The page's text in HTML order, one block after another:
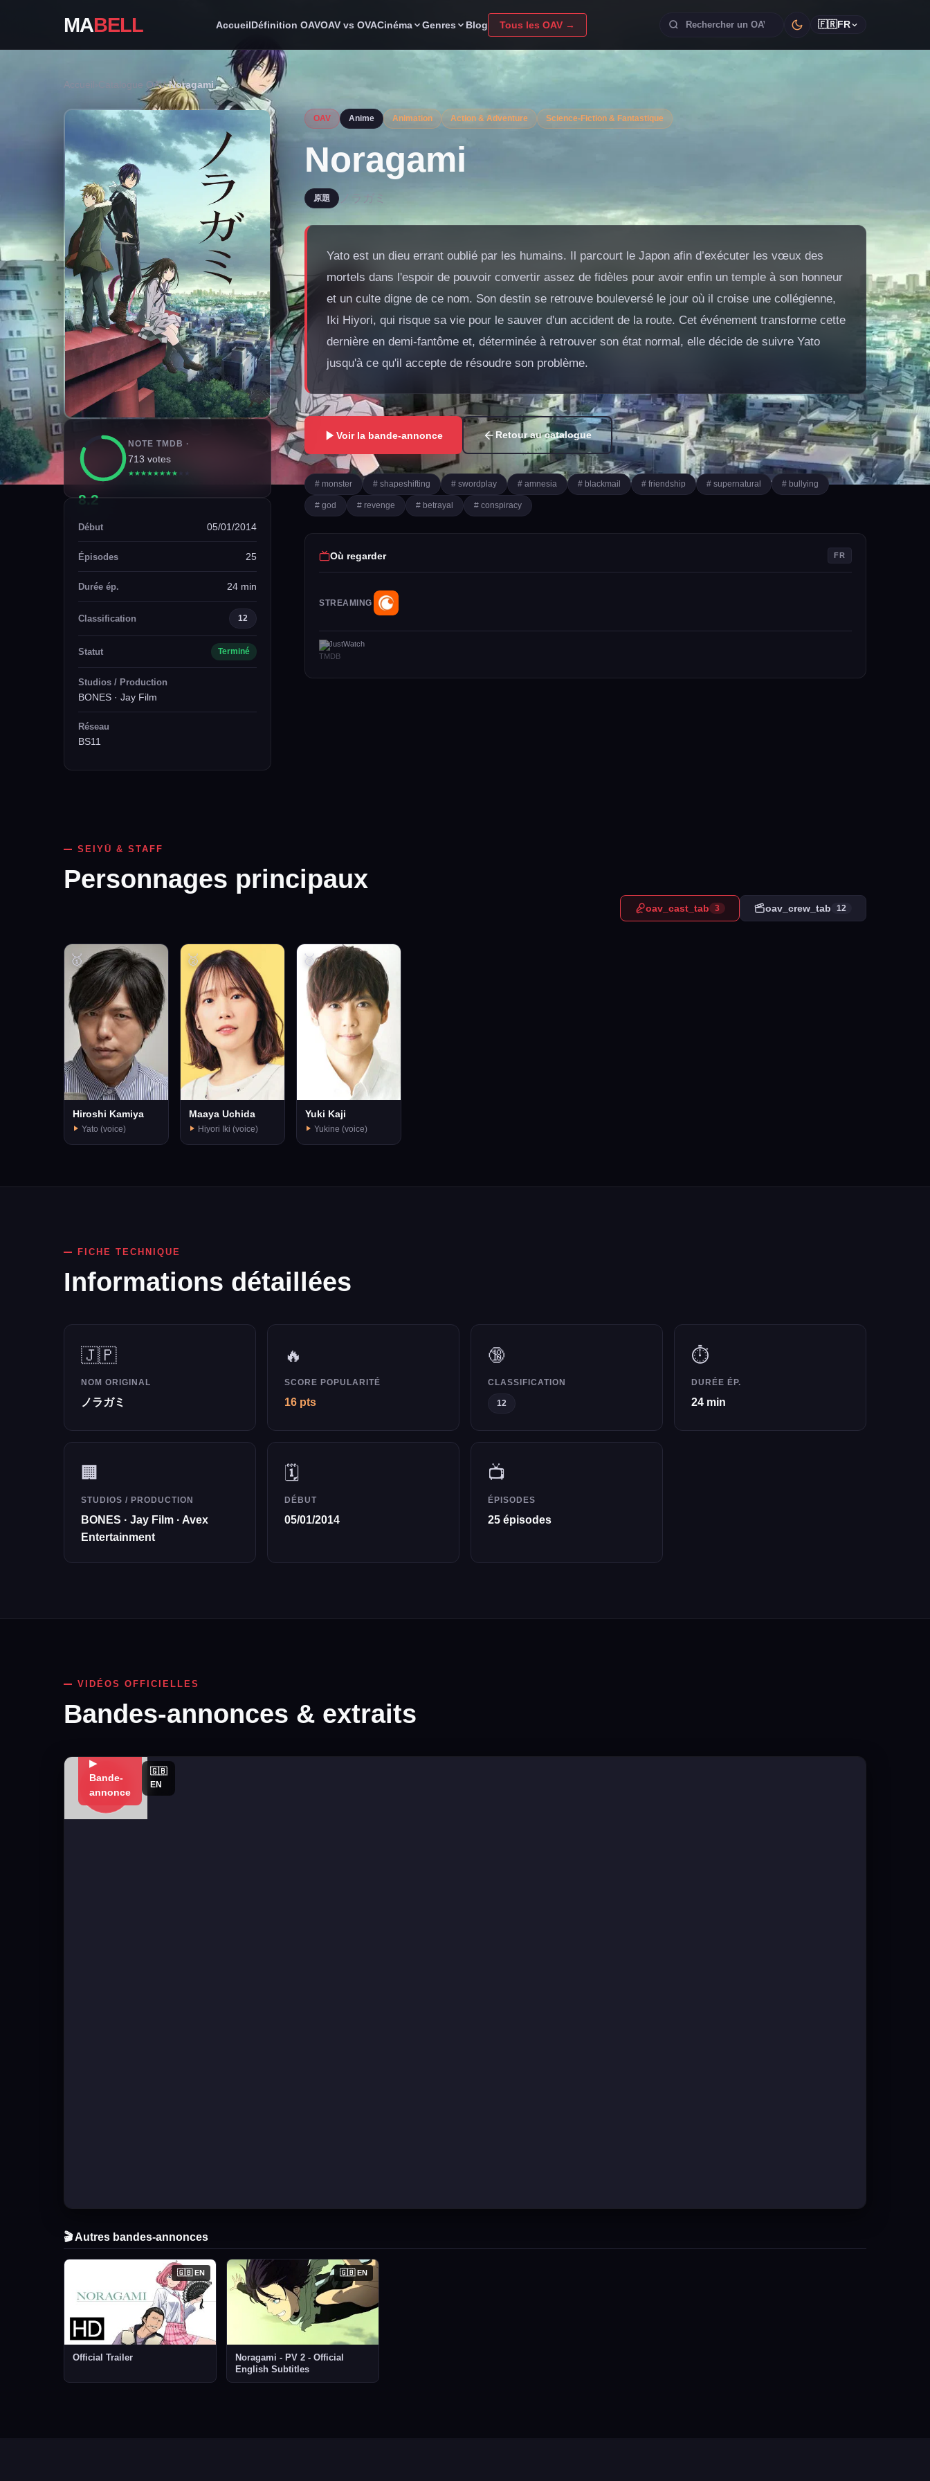
MABELL AccueilDéfinition OAVOAV vs OVACinéma Genres Blog Tous les OAV → 🇫🇷 FR
Accueil Catalogue OAV›Noragami
8.2
NOTE TMDB ·
713 votes
★★★★★★★★
Début 05/01/2014
Épisodes 25
Durée ép. 24 min
Classification 12
Statut Terminé
Studios / Production
BONES · Jay Film
Réseau
BS11
OAV Anime Animation Action & Adventure Science-Fiction & Fantastique
Noragami
原題 ノラガミ
Yato est un dieu errant oublié par les humains. Il parcourt le Japon afin d’exécuter les vœux des
mortels dans l'espoir de pouvoir convertir assez de fidèles pour avoir enfin un temple à son honneur
et un culte digne de ce nom. Son destin se retrouve bouleversé le jour où il croise une collégienne,
Iki Hiyori, qui risque sa vie pour le sauver d'un accident de la route. Cet événement transforme cette
dernière en demi-fantôme et, déterminée à retrouver son état normal, elle décide de suivre Yato
jusqu'à ce qu'il accepte de résoudre son problème.
Voir la bande-annonce Retour au catalogue
# monster # shapeshifting # swordplay # amnesia # blackmail # friendship # supernatural # bullying
# god # revenge # betrayal # conspiracy
Où regarder FR
STREAMING
JustWatch
SEIYŪ & STAFF
Personnages principaux
oav_cast_tab 3 oav_crew_tab 12
🥇
Hiroshi Kamiya
Yato (voice)
🥈
Maaya Uchida
Hiyori Iki (voice)
🥉
Yuki Kaji
Yukine (voice)
FICHE TECHNIQUE
Informations détaillées
🇯🇵
NOM ORIGINAL
ノラガミ
🔥
SCORE POPULARITÉ
16 pts
🔞
CLASSIFICATION
12
⏱️
DURÉE ÉP.
24 min
🏢
STUDIOS / PRODUCTION
BONES · Jay Film · Avex
Entertainment
🗓️
DÉBUT
05/01/2014
📺
ÉPISODES
25 épisodes
VIDÉOS OFFICIELLES
Bandes-annonces & extraits
▶
Bande-
annonce
🇬🇧
EN
🎬 Autres bandes-annonces
🇬🇧 EN
Official Trailer
🇬🇧 EN
Noragami - PV 2 - Official
English Subtitles